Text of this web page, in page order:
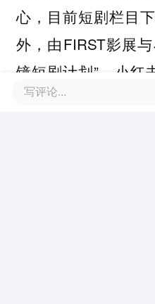
心，目前短剧栏目
外，由FIRST影展
镜短剧计划”，小红
《贪吃蛇》两部作
写评论...